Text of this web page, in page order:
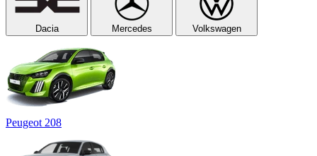
Dacia Mercedes Volkswagen
Peugeot 208